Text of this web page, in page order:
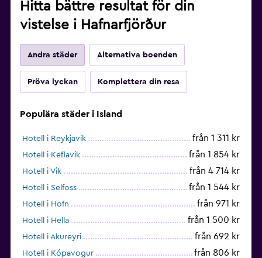
Hitta bättre resultat för din
vistelse i Hafnarfjörður
Andra städer Alternativa boenden
Pröva lyckan Komplettera din resa
Populära städer i Island
Hotell i Reykjavik från 1 311 kr
Hotell i Keflavik från 1 854 kr
Hotell i Vik från 4 714 kr
Hotell i Selfoss från 1 544 kr
Hotell i Hofn från 971 kr
Hotell i Hella från 1 500 kr
Hotell i Akureyri från 692 kr
Hotell i Kópavogur från 806 kr